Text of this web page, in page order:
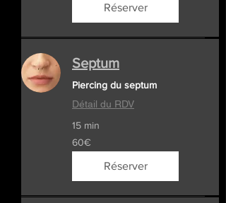
Réserver
Septum
Piercing du septum
Détail du RDV
15 min
60€
60€
Réserver